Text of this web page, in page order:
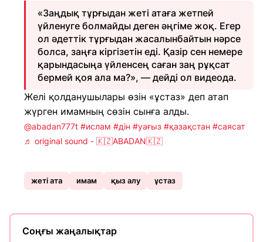
«Заңдық тұрғыдан жеті атаға жетпей
үйленуге болмайды деген әңгіме жоқ. Егер
ол әдеттік тұрғыдан жасалынбайтын нәрсе
болса, заңға кіргізетін еді. Қазір сен немере
қарындасыңа үйленсең саған заң рұқсат
бермей қоя ала ма?», — дейді ол видеода.
Желі қолданушылары өзін «ұстаз» деп атап
жүрген имамның сөзін сынға алды.
@abadan777t #ислам #дін #уағыз #қазақстан #саясат
♬ original sound - 🇰🇿ABADAN🇰🇿
жеті ата имам қыз алу ұстаз
Соңғы жаңалықтар